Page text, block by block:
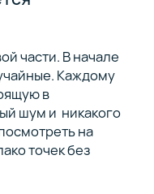
части. В начале
Каждому
в
шум и никакого
на
точек без